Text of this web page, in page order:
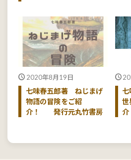
2020年8月19日
七味春五郎著 ねじまげ
物語の冒険をご紹
介！ 発行元丸竹書房
世